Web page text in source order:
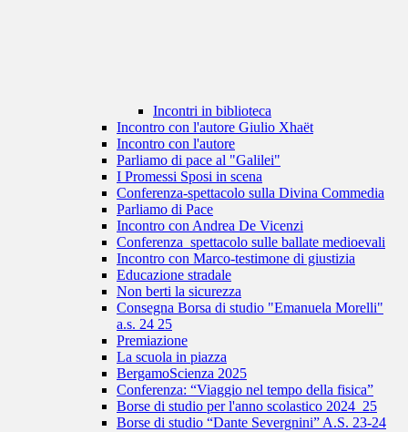
Incontri in biblioteca
Incontro con l'autore Giulio Xhaët
Incontro con l'autore
Parliamo di pace al "Galilei"
I Promessi Sposi in scena
Conferenza-spettacolo sulla Divina Commedia
Parliamo di Pace
Incontro con Andrea De Vicenzi
Conferenza_spettacolo sulle ballate medioevali
Incontro con Marco-testimone di giustizia
Educazione stradale
Non berti la sicurezza
Consegna Borsa di studio "Emanuela Morelli"
a.s. 24 25
Premiazione
La scuola in piazza
BergamoScienza 2025
Conferenza: “Viaggio nel tempo della fisica”
Borse di studio per l'anno scolastico 2024_25
Borse di studio “Dante Severgnini” A.S. 23-24